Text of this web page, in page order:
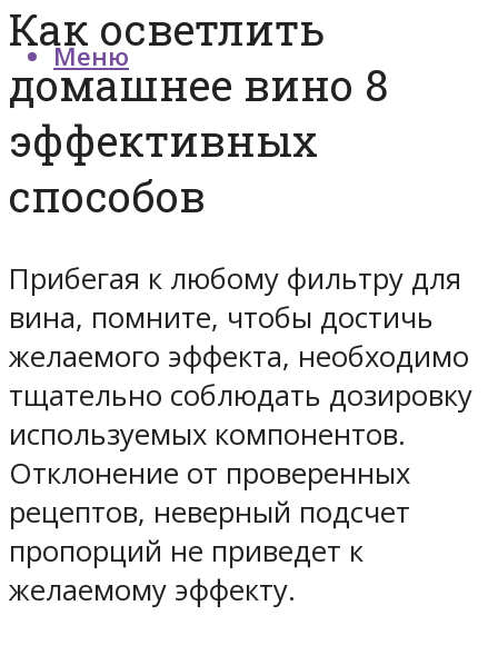
Меню
Как осветлить
домашнее вино 8
эффективных
способов
Прибегая к любому фильтру для
вина, помните, чтобы достичь
желаемого эффекта, необходимо
тщательно соблюдать дозировку
используемых компонентов.
Отклонение от проверенных
рецептов, неверный подсчет
пропорций не приведет к
желаемому эффекту.